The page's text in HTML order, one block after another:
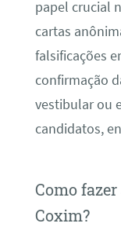
papel crucial
cartas
falsificações
confirmação
vestibular ou
candidatos,
Como
Coxim?